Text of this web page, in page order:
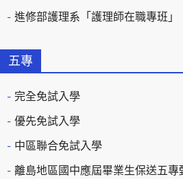
進修部護理系「護理師在職專班」
五專
完全免試入學
優先免試入學
中區聯合免試入學
離島地區國中應屆畢業生保送五專